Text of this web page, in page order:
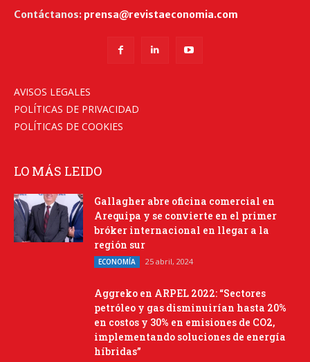
Contáctanos: prensa@revistaeconomia.com
AVISOS LEGALES
POLÍTICAS DE PRIVACIDAD
POLÍTICAS DE COOKIES
LO MÁS LEIDO
Gallagher abre oficina comercial en
Arequipa y se convierte en el primer
bróker internacional en llegar a la
región sur
ECONOMÍA 25 abril, 2024
Aggreko en ARPEL 2022: “Sectores
petróleo y gas disminuirían hasta 20%
en costos y 30% en emisiones de CO2,
implementando soluciones de energía
híbridas”